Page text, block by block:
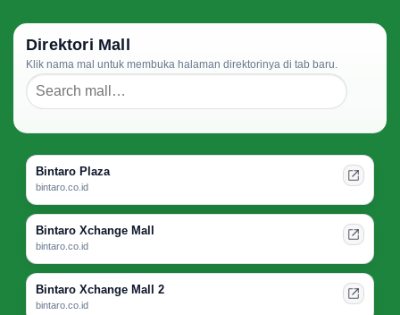
Direktori Mall
Klik nama mal untuk membuka halaman direktorinya di tab baru.
Bintaro Plaza
bintaro.co.id
Bintaro Xchange Mall
bintaro.co.id
Bintaro Xchange Mall 2
bintaro.co.id